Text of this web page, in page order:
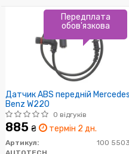
Датчик ABS передній Mercedes
Benz W220
0 відгуків
885 ₴ термін 2 дн.
Артикул:
100 5503
Передплата
обов'язкова